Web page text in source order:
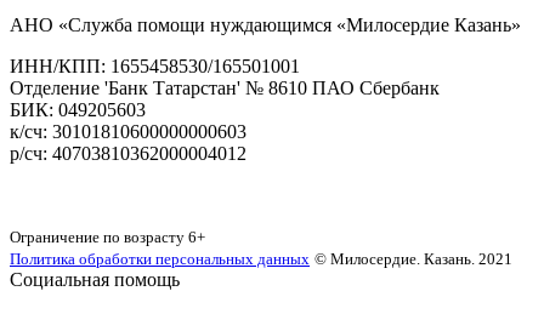
АНО «Служба помощи нуждающимся «Милосердие Казань»
‌ИНН/КПП: 1655458530/165501001
Отделение 'Банк Татарстан' № 8610 ПАО Сбербанк
БИК: 049205603
‌к/сч: 30101810600000000603
р/сч: 40703810362000004012
Ограничение по возрасту 6+
Политика обработки персональных данных © Милосердие. Казань. 2021
Социальная помощь